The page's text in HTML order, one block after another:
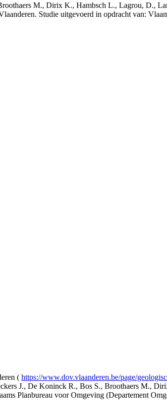
M., Dirix K., Hambsch L., Lagrou, D.,
Studie uitgevoerd in opdracht van:
( https://www.dov.vlaanderen.be/page/
J., De Koninck R., Bos S., Broothaers M.,
Planbureau voor Omgeving (Departement